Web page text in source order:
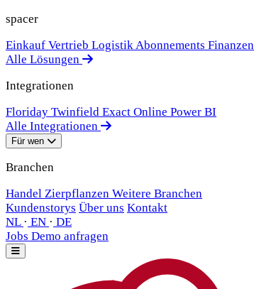
spacer
Einkauf Vertrieb Logistik Abonnements Finanzen
Alle Lösungen
Integrationen
Floriday Twinfield Exact Online Power BI
Alle Integrationen
Für wen
Branchen
Handel Zierpflanzen Weitere Branchen
Kundenstorys Über uns Kontakt
NL · EN · DE
Jobs Demo anfragen